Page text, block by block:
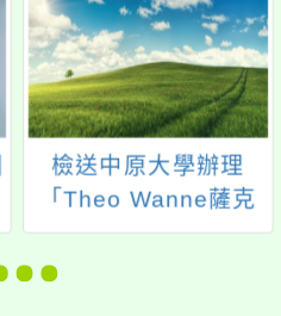
檢送中原大學辦理
「Theo Wanne薩克
斯風吹嘴設計概念及
手工修整技術課程」